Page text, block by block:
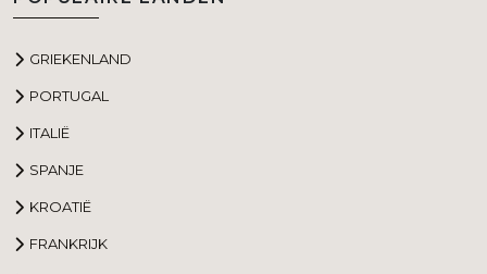
GRIEKENLAND
PORTUGAL
ITALIË
SPANJE
KROATIË
FRANKRIJK